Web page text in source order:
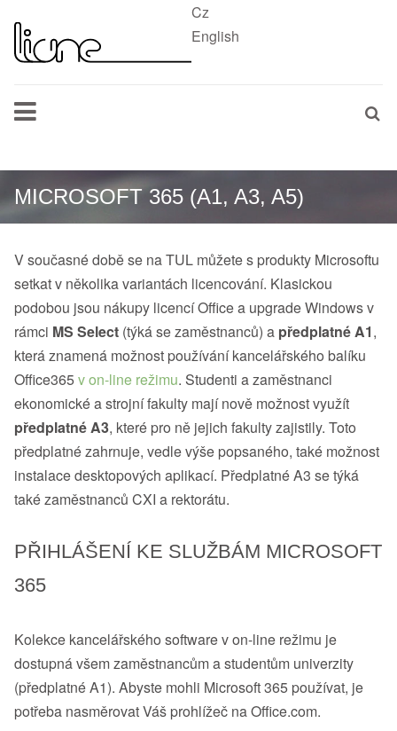
Cz
English
MICROSOFT 365 (A1, A3, A5)
V současné době se na TUL můžete s produkty Microsoftu
setkat v několika variantách licencování. Klasickou
podobou jsou nákupy licencí Office a upgrade Windows v
rámci MS Select (týká se zaměstnanců) a předplatné A1,
která znamená možnost používání kancelářského balíku
Office365v on-line režimu. Studenti a zaměstnanci
ekonomické a strojní fakulty mají nově možnost využít
předplatné A3, které pro ně jejich fakulty zajistily. Toto
předplatné zahrnuje, vedle výše popsaného, také možnost
instalace desktopových aplikací. Předplatné A3 se týká
také zaměstnanců CXI a rektorátu.
PŘIHLÁŠENÍ KE SLUŽBÁM MICROSOFT
365
Kolekce kancelářského software v on-line režimu je
dostupná všem zaměstnancům a studentům univerzity
(předplatné A1). Abyste mohli Microsoft 365 používat, je
potřeba nasměrovat Váš prohlížeč na Office.com.